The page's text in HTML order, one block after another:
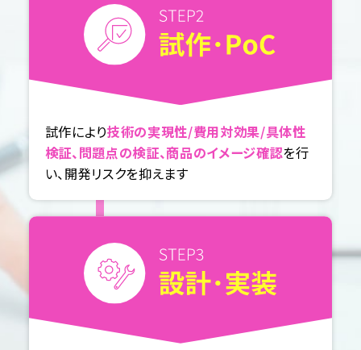
試作により技術の実現性/費用対効果/具体性
検証、問題点の検証、商品のイメージ確認を行
い、開発リスクを抑えます